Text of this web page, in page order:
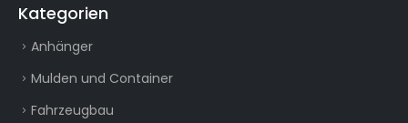
Kategorien
Anhänger
Mulden und Container
Fahrzeugbau